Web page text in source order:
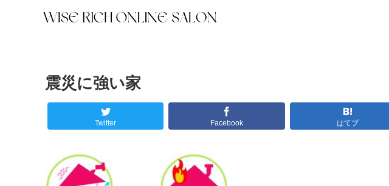
震災に強い家
Twitter Facebook はてブ